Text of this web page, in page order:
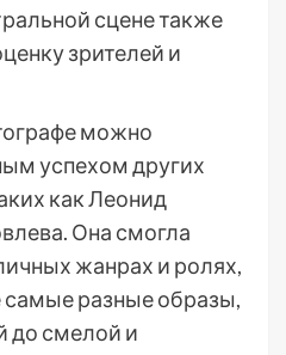
сцене также
зрителей и
можно
успехом других
как Леонид
Она смогла
жанрах и ролях,
самые разные образы,
до смелой и